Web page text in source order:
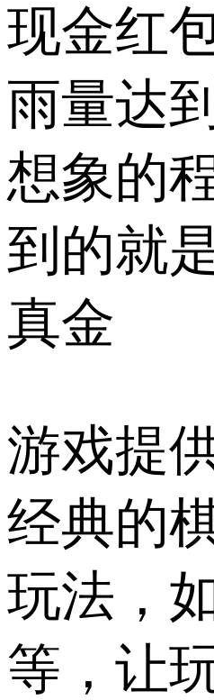
现金红
雨量达
想象的
到的就
真金
游戏提
经典的
玩法，
等，让